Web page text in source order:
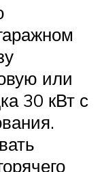
или
30 кВт с